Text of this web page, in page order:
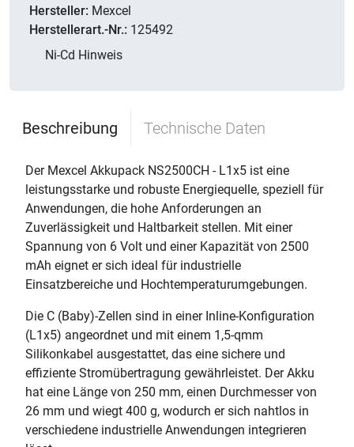
Hersteller: Mexcel
Herstellerart.-Nr.: 125492
Ni-Cd Hinweis
Beschreibung Technische Daten
Der Mexcel Akkupack NS2500CH - L1x5 ist eine
leistungsstarke und robuste Energiequelle, speziell für
Anwendungen, die hohe Anforderungen an
Zuverlässigkeit und Haltbarkeit stellen. Mit einer
Spannung von 6 Volt und einer Kapazität von 2500
mAh eignet er sich ideal für industrielle
Einsatzbereiche und Hochtemperaturumgebungen.
Die C (Baby)-Zellen sind in einer Inline-Konfiguration
(L1x5) angeordnet und mit einem 1,5-qmm
Silikonkabel ausgestattet, das eine sichere und
effiziente Stromübertragung gewährleistet. Der Akku
hat eine Länge von 250 mm, einen Durchmesser von
26 mm und wiegt 400 g, wodurch er sich nahtlos in
verschiedene industrielle Anwendungen integrieren